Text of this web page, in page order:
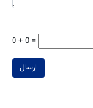
0 + 0 =
ارسال